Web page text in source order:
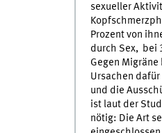
sexueller
Prozent von
durch Sex, bei
Gegen
Ursachen
und die
ist laut der
nötig: Die Art